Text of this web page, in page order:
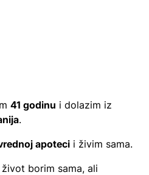
41 godinu i dolazim iz
.
apoteci i živim sama.
borim sama, ali